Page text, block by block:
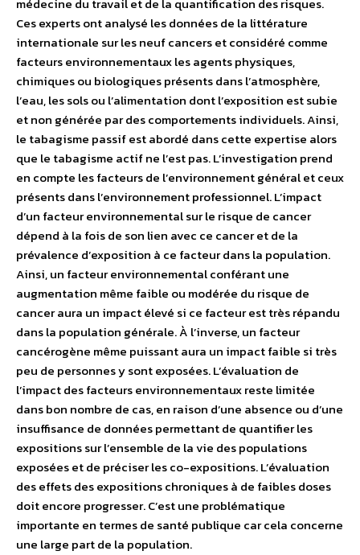
médecine du travail et de la quantification des risques.
Ces experts ont analysé les données de la littérature
internationale sur les neuf cancers et considéré comme
facteurs environnementaux les agents physiques,
chimiques ou biologiques présents dans l’atmosphère,
l’eau, les sols ou l’alimentation dont l’exposition est subie
et non générée par des comportements individuels. Ainsi,
le tabagisme passif est abordé dans cette expertise alors
que le tabagisme actif ne l’est pas. L’investigation prend
en compte les facteurs de l’environnement général et ceux
présents dans l’environnement professionnel. L’impact
d’un facteur environnemental sur le risque de cancer
dépend à la fois de son lien avec ce cancer et de la
prévalence d’exposition à ce facteur dans la population.
Ainsi, un facteur environnemental conférant une
augmentation même faible ou modérée du risque de
cancer aura un impact élevé si ce facteur est très répandu
dans la population générale. À l’inverse, un facteur
cancérogène même puissant aura un impact faible si très
peu de personnes y sont exposées. L’évaluation de
l’impact des facteurs environnementaux reste limitée
dans bon nombre de cas, en raison d’une absence ou d’une
insuffisance de données permettant de quantifier les
expositions sur l’ensemble de la vie des populations
exposées et de préciser les co-expositions. L’évaluation
des effets des expositions chroniques à de faibles doses
doit encore progresser. C’est une problématique
importante en termes de santé publique car cela concerne
une large part de la population.